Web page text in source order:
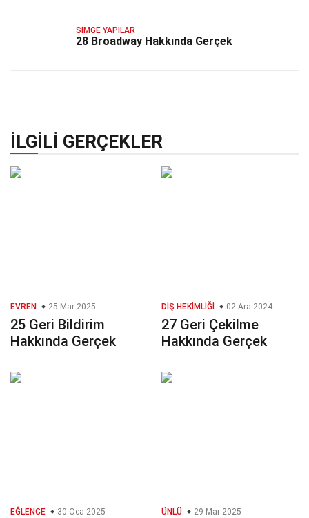
SIMGE YAPILAR
28 Broadway Hakkında Gerçek
İLGILI GERÇEKLER
EVREN 25 Mar 2025
25 Geri Bildirim
Hakkında Gerçek
DIŞ HEKIMLIĞI 02 Ara 2024
27 Geri Çekilme
Hakkında Gerçek
EĞLENCE 30 Oca 2025 ÜNLÜ 29 Mar 2025